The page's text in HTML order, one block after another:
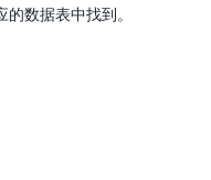
的数据表中找到。